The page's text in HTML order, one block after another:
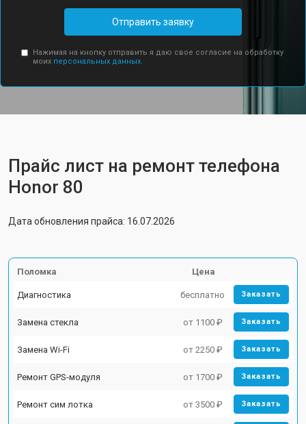
Отправить заявку
Нажимая на кнопку отправить я даю свое согласие на обработку
моих персональных данных.
Прайс лист на ремонт телефона
Honor 80
Дата обновления прайса: 16.07.2026
Поломка Цена
Диагностика бесплатно Заказать
Замена стекла от 1100 ₽ Заказать
Замена Wi-Fi от 2250 ₽ Заказать
Ремонт GPS-модуля от 1700 ₽ Заказать
Ремонт сим лотка от 3500 ₽ Заказать